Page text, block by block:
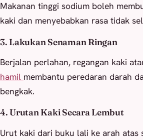
Makanan tinggi sodium boleh
kaki dan menyebabkan rasa tidak
3. Lakukan Senaman Ringan
Berjalan perlahan, regangan kaki
hamil membantu peredaran darah
bengkak.
4. Urutan Kaki Secara Lembut
Urut kaki dari buku lali ke arah atas